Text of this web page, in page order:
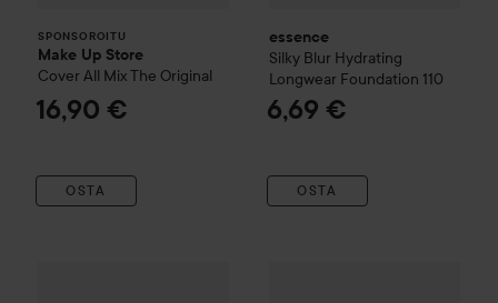
SPONSOROITU
Make Up Store
Cover All MixThe Original
16,90 €
OSTA
essence
Silky Blur Hydrating
Longwear Foundation 110
6,69 €
OSTA